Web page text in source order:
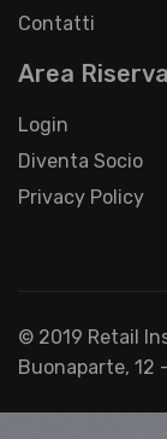
Contatti
Area
Login
Diventa Socio
Privacy Policy
© 2019 Retail
Buonaparte, 12